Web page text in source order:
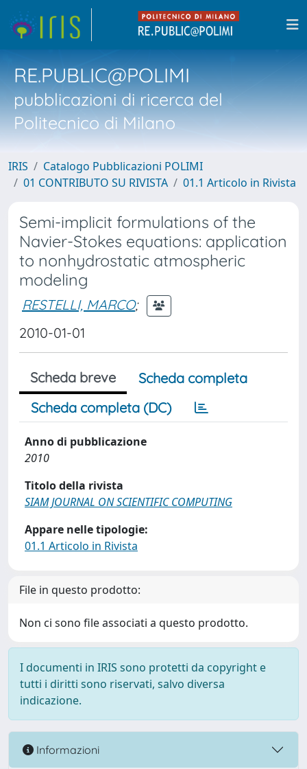
RE.PUBLIC@POLIMI
pubblicazioni di ricerca del
Politecnico di Milano
IRIS
Catalogo Pubblicazioni POLIMI
01 CONTRIBUTO SU RIVISTA
01.1 Articolo in Rivista
Semi-implicit formulations of the
Navier-Stokes equations: application
to nonhydrostatic atmospheric
modeling
RESTELLI, MARCO;
2010-01-01
Scheda breve
Scheda completa
Scheda completa (DC)
Anno di pubblicazione
2010
Titolo della rivista
SIAM JOURNAL ON SCIENTIFIC COMPUTING
Appare nelle tipologie:
01.1 Articolo in Rivista
File in questo prodotto:
Non ci sono file associati a questo prodotto.
I documenti in IRIS sono protetti da copyright e
tutti i diritti sono riservati, salvo diversa
indicazione.
Informazioni